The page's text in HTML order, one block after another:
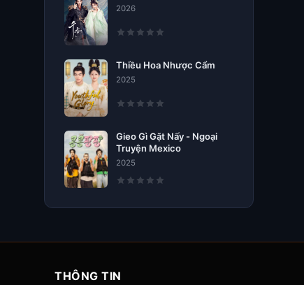
2026
Thiều Hoa Nhược Cẩm
2025
Gieo Gì Gặt Nấy - Ngoại
Truyện Mexico
2025
THÔNG TIN